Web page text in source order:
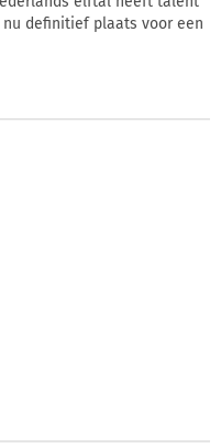
definitief plaats voor een